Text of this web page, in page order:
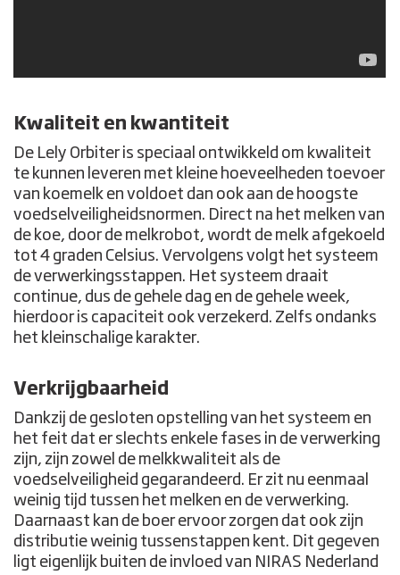
Kwaliteit en kwantiteit
De Lely Orbiter is speciaal ontwikkeld om kwaliteit
te kunnen leveren met kleine hoeveelheden toevoer
van koemelk en voldoet dan ook aan de hoogste
voedselveiligheidsnormen. Direct na het melken van
de koe, door de melkrobot, wordt de melk afgekoeld
tot 4 graden Celsius. Vervolgens volgt het systeem
de verwerkingsstappen. Het systeem draait
continue, dus de gehele dag en de gehele week,
hierdoor is capaciteit ook verzekerd. Zelfs ondanks
het kleinschalige karakter.
Verkrijgbaarheid
Dankzij de gesloten opstelling van het systeem en
het feit dat er slechts enkele fases in de verwerking
zijn, zijn zowel de melkkwaliteit als de
voedselveiligheid gegarandeerd. Er zit nu eenmaal
weinig tijd tussen het melken en de verwerking.
Daarnaast kan de boer ervoor zorgen dat ook zijn
distributie weinig tussenstappen kent. Dit gegeven
ligt eigenlijk buiten de invloed van NIRAS Nederland